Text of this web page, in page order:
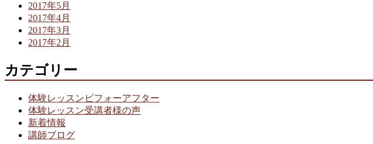
2017年5月
2017年4月
2017年3月
2017年2月
カテゴリー
体験レッスンビフォーアフター
体験レッスン受講者様の声
新着情報
講師ブログ